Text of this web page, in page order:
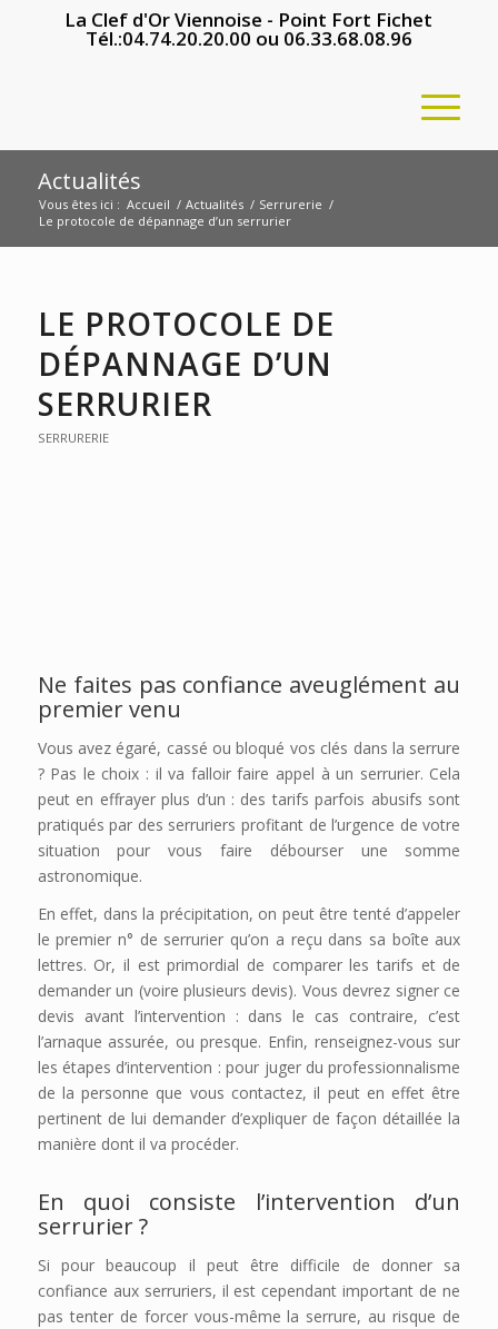
La Clef d'Or Viennoise - Point Fort Fichet
Tél.:04.74.20.20.00 ou 06.33.68.08.96
Actualités
Vous êtes ici : Accueil / Actualités / Serrurerie /
Le protocole de dépannage d’un serrurier
LE PROTOCOLE DE
DÉPANNAGE D’UN
SERRURIER
SERRURERIE
Ne faites pas confiance aveuglément au
premier venu
Vous avez égaré, cassé ou bloqué vos clés dans la serrure
? Pas le choix : il va falloir faire appel à un serrurier. Cela
peut en effrayer plus d’un : des tarifs parfois abusifs sont
pratiqués par des serruriers profitant de l’urgence de votre
situation pour vous faire débourser une somme
astronomique.
En effet, dans la précipitation, on peut être tenté d’appeler
le premier n° de serrurier qu’on a reçu dans sa boîte aux
lettres. Or, il est primordial de comparer les tarifs et de
demander un (voire plusieurs devis). Vous devrez signer ce
devis avant l’intervention : dans le cas contraire, c’est
l’arnaque assurée, ou presque. Enfin, renseignez-vous sur
les étapes d’intervention : pour juger du professionnalisme
de la personne que vous contactez, il peut en effet être
pertinent de lui demander d’expliquer de façon détaillée la
manière dont il va procéder.
En quoi consiste l’intervention d’un
serrurier ?
Si pour beaucoup il peut être difficile de donner sa
confiance aux serruriers, il est cependant important de ne
pas tenter de forcer vous-même la serrure, au risque de